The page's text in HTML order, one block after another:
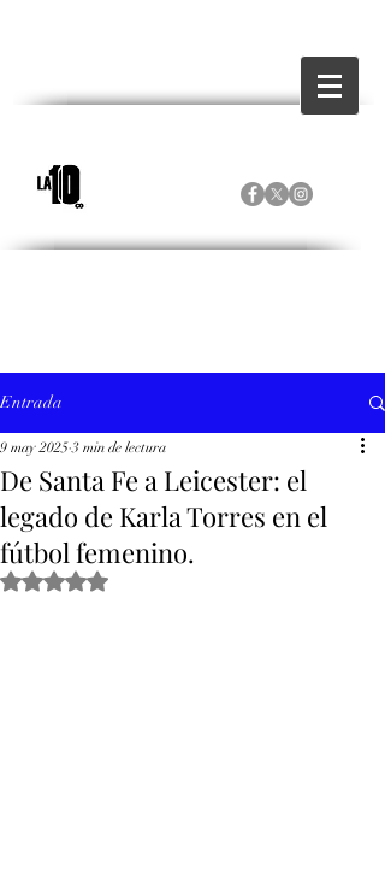
Entrada
De Santa Fe a Leicester: el
legado de Karla Torres en el
fútbol femenino.
9 may 2025 3 min de lectura
Obtuvo NaN de 5 estrellas.